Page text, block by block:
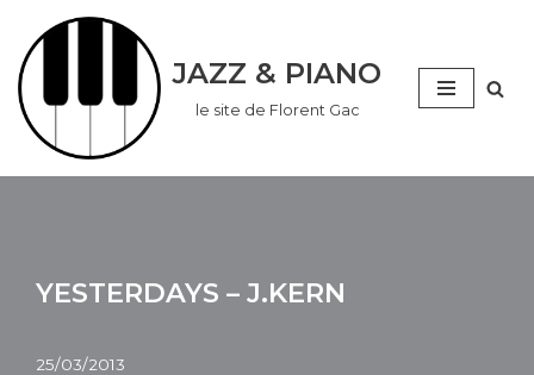
Aller
au
contenu
JAZZ & PIANO
le site de Florent Gac
YESTERDAYS – J.KERN
25/03/2013